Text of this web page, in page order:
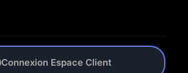
Connexion Espace Client